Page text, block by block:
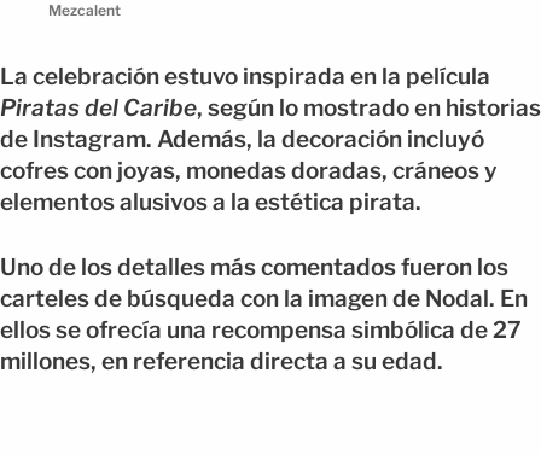
Mezcalent
La celebración estuvo inspirada en la película
Piratas del Caribe, según lo mostrado en historias
de Instagram. Además, la decoración incluyó
cofres con joyas, monedas doradas, cráneos y
elementos alusivos a la estética pirata.
Uno de los detalles más comentados fueron los
carteles de búsqueda con la imagen de Nodal. En
ellos se ofrecía una recompensa simbólica de 27
millones, en referencia directa a su edad.